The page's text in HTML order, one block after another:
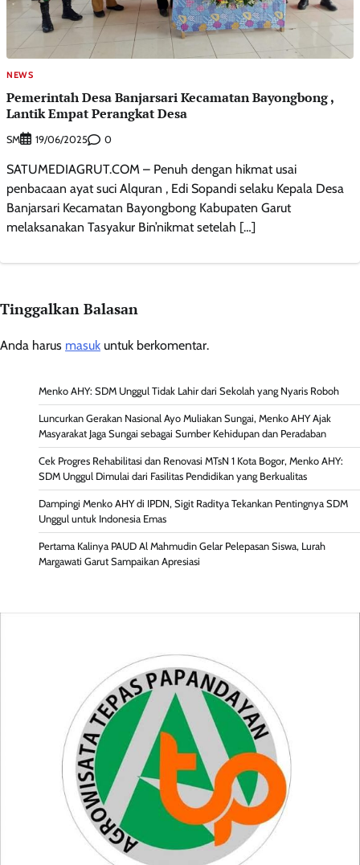
NEWS
Pemerintah Desa Banjarsari Kecamatan Bayongbong ,
Lantik Empat Perangkat Desa
SM 19/06/2025 0
SATUMEDIAGRUT.COM – Penuh dengan hikmat usai
penbacaan ayat suci Alquran , Edi Sopandi selaku Kepala Desa
Banjarsari Kecamatan Bayongbong Kabupaten Garut
melaksanakan Tasyakur Bin’nikmat setelah […]
Tinggalkan Balasan
Anda harus masuk untuk berkomentar.
Menko AHY: SDM Unggul Tidak Lahir dari Sekolah yang Nyaris Roboh
Luncurkan Gerakan Nasional Ayo Muliakan Sungai, Menko AHY Ajak
Masyarakat Jaga Sungai sebagai Sumber Kehidupan dan Peradaban
Cek Progres Rehabilitasi dan Renovasi MTsN 1 Kota Bogor, Menko AHY:
SDM Unggul Dimulai dari Fasilitas Pendidikan yang Berkualitas
Dampingi Menko AHY di IPDN, Sigit Raditya Tekankan Pentingnya SDM
Unggul untuk Indonesia Emas
Pertama Kalinya PAUD Al Mahmudin Gelar Pelepasan Siswa, Lurah
Margawati Garut Sampaikan Apresiasi